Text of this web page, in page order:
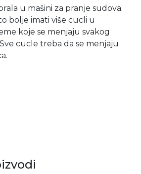
u mašini za pranje sudova.
bolje imati više cucli u
koje se menjaju svakog
cucle treba da se menjaju